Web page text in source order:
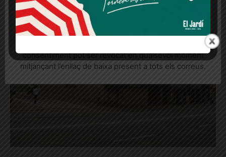
Quan l’usuari crea un compte al Diari el Jardí, dona el
seu consentiment explícit per rebre comunicacions
consentiment pot ser revocat en qualsevol moment
mitjançant l’enllaç de baixa present a tots els correus.